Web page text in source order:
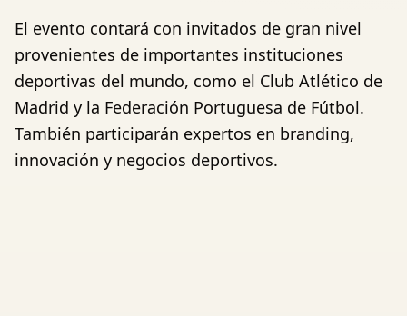
El evento contará con invitados de gran nivel
provenientes de importantes instituciones
deportivas del mundo, como el Club Atlético de
Madrid y la Federación Portuguesa de Fútbol.
También participarán expertos en branding,
innovación y negocios deportivos.